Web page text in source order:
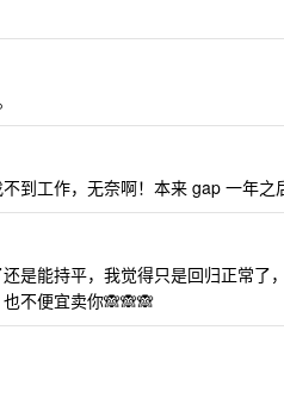
到工作，无奈啊！本来 gap 一年之
是能持平，我觉得只是回归正常了
不便宜卖你🙈🙈🙈